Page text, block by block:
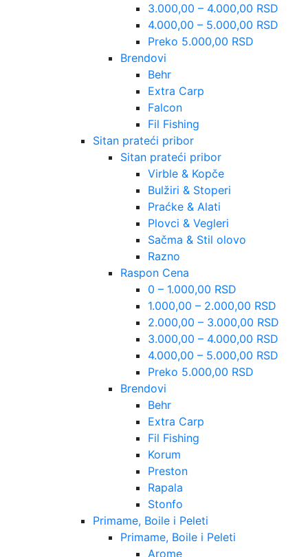
3.000,00 – 4.000,00 RSD
4.000,00 – 5.000,00 RSD
Preko 5.000,00 RSD
Brendovi
Behr
Extra Carp
Falcon
Fil Fishing
Sitan prateći pribor
Sitan prateći pribor
Virble & Kopče
Bulžiri & Stoperi
Praćke & Alati
Plovci & Vegleri
Sačma & Stil olovo
Razno
Raspon Cena
0 – 1.000,00 RSD
1.000,00 – 2.000,00 RSD
2.000,00 – 3.000,00 RSD
3.000,00 – 4.000,00 RSD
4.000,00 – 5.000,00 RSD
Preko 5.000,00 RSD
Brendovi
Behr
Extra Carp
Fil Fishing
Korum
Preston
Rapala
Stonfo
Primame, Boile i Peleti
Primame, Boile i Peleti
Arome